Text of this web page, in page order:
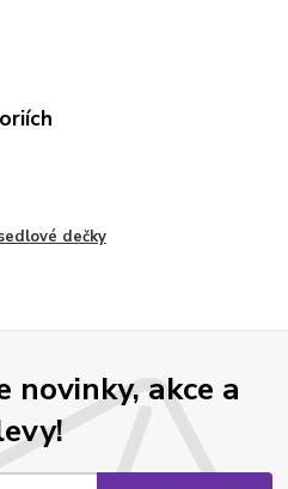
dečky
novinky, akce a